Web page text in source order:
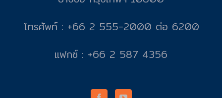
โทรศัพท์ : +66 2 555-2000 ต่อ 6200
แฟกซ์ : +66 2 587 4356